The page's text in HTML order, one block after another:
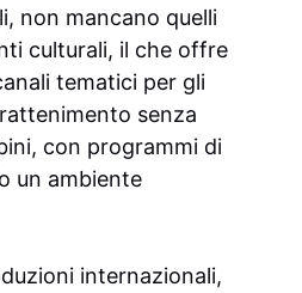
non mancano quelli
culturali, il che offre
tematici per gli
senza
con programmi di
un ambiente
internazionali,